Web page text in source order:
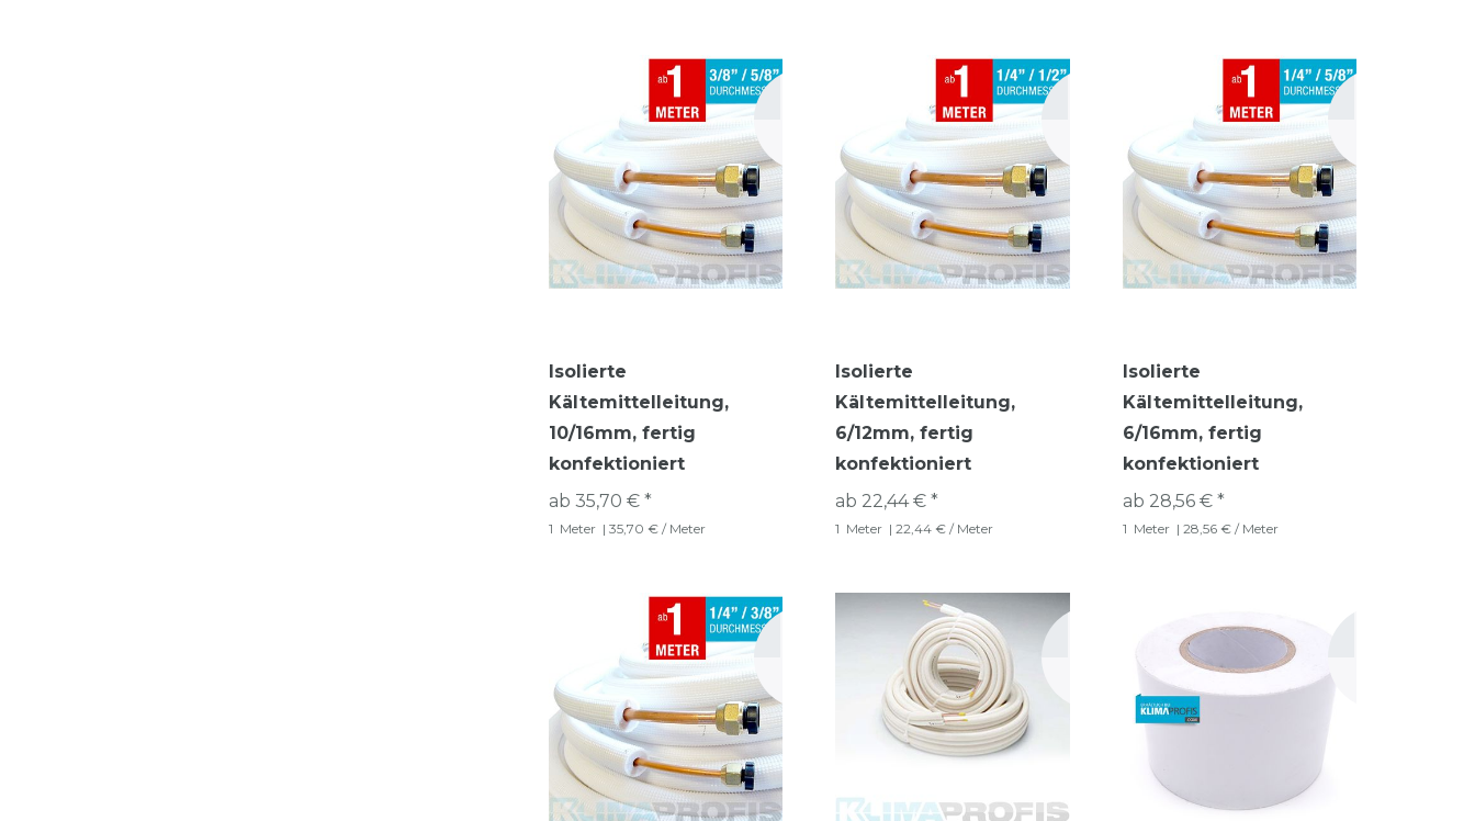
Isolierte
Kältemittelleitung,
10/16mm, fertig
konfektioniert
ab 35,70 € *
1 Meter | 35,70 € / Meter
Isolierte
Kältemittelleitung,
6/12mm, fertig
konfektioniert
ab 22,44 € *
1 Meter | 22,44 € / Meter
Isolierte
Kältemittelleitung,
6/16mm, fertig
konfektioniert
ab 28,56 € *
1 Meter | 28,56 € / Meter